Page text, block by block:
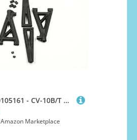
Carson 500105161 - CV-10B/T Querlnker-Set unten/Oben/vorne/hinten, 2 Stück
Amazon Marketplace